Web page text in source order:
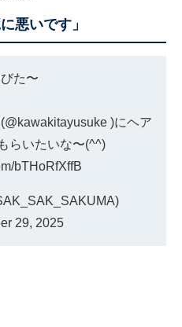
悪いです」
た〜
@kawakitayusuke )にヘア
らいたいな〜(^^)
bTHoRfXffB
29, 2025